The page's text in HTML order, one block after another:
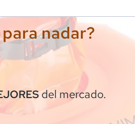
nadar?
del mercado.